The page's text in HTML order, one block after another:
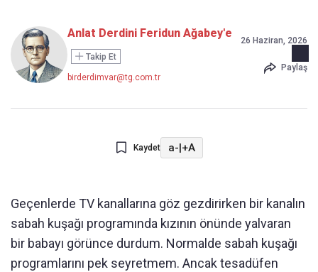
Anlat Derdini Feridun Ağabey'e
Takip Et
birderdimvar@tg.com.tr
26 Haziran, 2026
Paylaş
Kaydet a-|+A
Geçenlerde TV kanallarına göz gezdirirken bir kanalın
sabah kuşağı programında kızının önünde yalvaran
bir babayı görünce durdum. Normalde sabah kuşağı
programlarını pek seyretmem. Ancak tesadüfen